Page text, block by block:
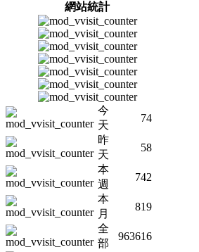
網站統計
今
天
74
昨
天
58
本
週
742
本
月
819
全
部
963616